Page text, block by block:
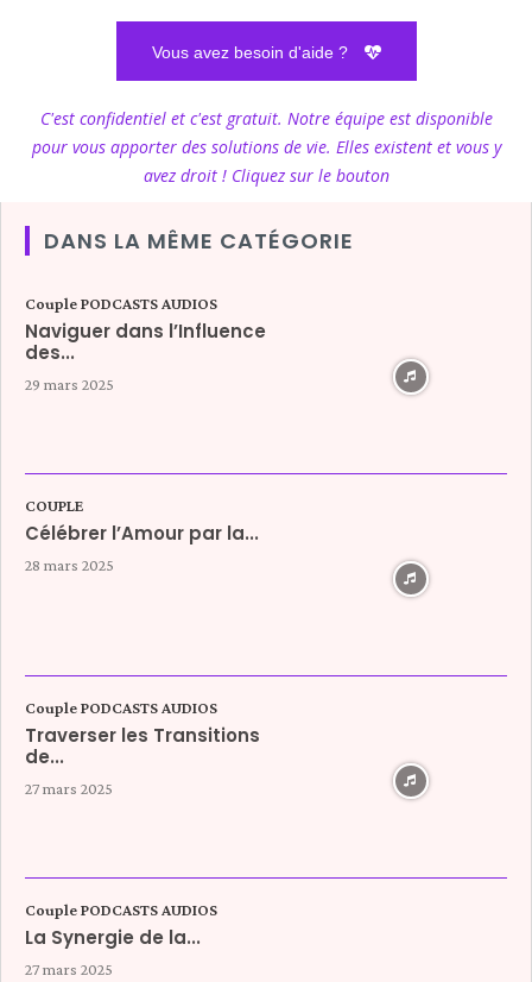
Vous avez besoin d'aide ?
C'est confidentiel et c'est gratuit. Notre équipe est disponible
pour vous apporter des solutions de vie. Elles existent et vous y
avez droit ! Cliquez sur le bouton
DANS LA MÊME CATÉGORIE
Couple PODCASTS AUDIOS
Naviguer dans l’Influence
des...
29 mars 2025
COUPLE
Célébrer l’Amour par la...
28 mars 2025
Couple PODCASTS AUDIOS
Traverser les Transitions
de...
27 mars 2025
Couple PODCASTS AUDIOS
La Synergie de la...
27 mars 2025